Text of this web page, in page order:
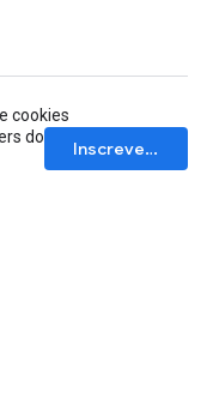
cookies
do
Inscrever-se